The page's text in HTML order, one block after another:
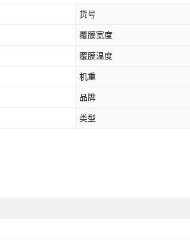
货号
覆膜宽度
覆膜温度
机重
品牌
类型